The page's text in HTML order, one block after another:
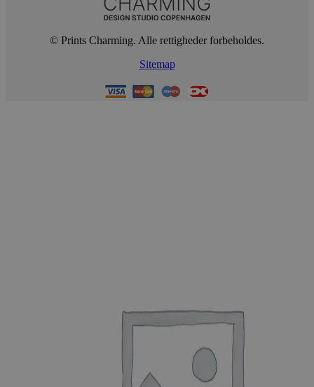
© Prints Charming. Alle rettigheder forbeholdes.
Sitemap